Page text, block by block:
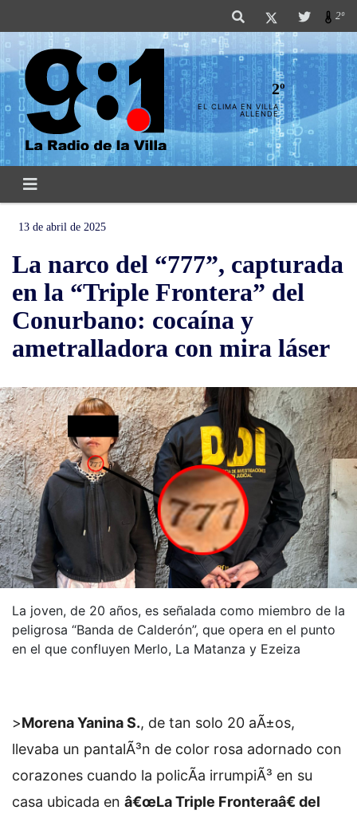
2º
2º
EL CLIMA EN VILLA
ALLENDE
13 de abril de 2025
La narco del “777”, capturada
en la “Triple Frontera” del
Conurbano: cocaína y
ametralladora con mira láser
La joven, de 20 años, es señalada como miembro de la
peligrosa “Banda de Calderón”, que opera en el punto
en el que confluyen Merlo, La Matanza y Ezeiza
>Morena Yanina S., de tan solo 20 aÃ±os,
llevaba un pantalÃ³n de color rosa adornado con
corazones cuando la policÃ­a irrumpiÃ³ en su
casa ubicada en â€œLa Triple Fronteraâ€ del